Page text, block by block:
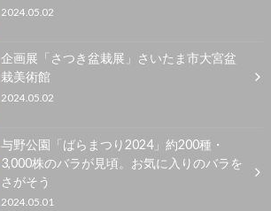
2024.05.02
企画展「さつき盆栽展」さいたま市大宮盆
栽美術館
2024.05.02
与野公園「ばらまつり2024」約200種・
3,000株のバラが見頃。お気に入りのバラを
さがそう
2024.05.01